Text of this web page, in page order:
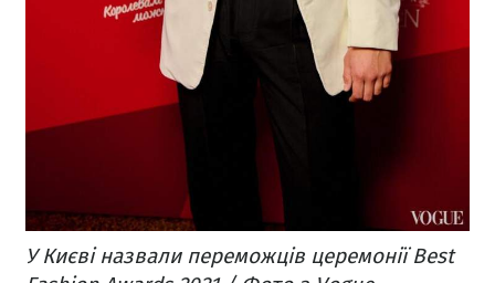
У Києві назвали переможців церемонії Best